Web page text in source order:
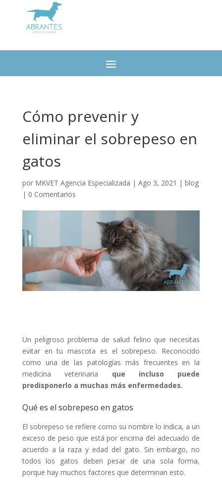
Cómo prevenir y
eliminar el sobrepeso en
gatos
por MKVET Agencia Especializada | Ago 3, 2021 | blog
| 0 Comentarios
Un peligroso problema de salud felino que necesitas
evitar en tu mascota es el sobrepeso. Reconocido
como una de las patologías más frecuentes en la
medicina veterinaria que incluso puede
predisponerlo a muchas más enfermedades.
Qué es el sobrepeso en gatos
El sobrepeso se refiere como su nombre lo indica, a un
exceso de peso que está por encima del adecuado de
acuerdo a la raza y edad del gato. Sin embargo, no
todos los gatos deben pesar de una sola forma,
porque hay muchos factores que determinan esto.